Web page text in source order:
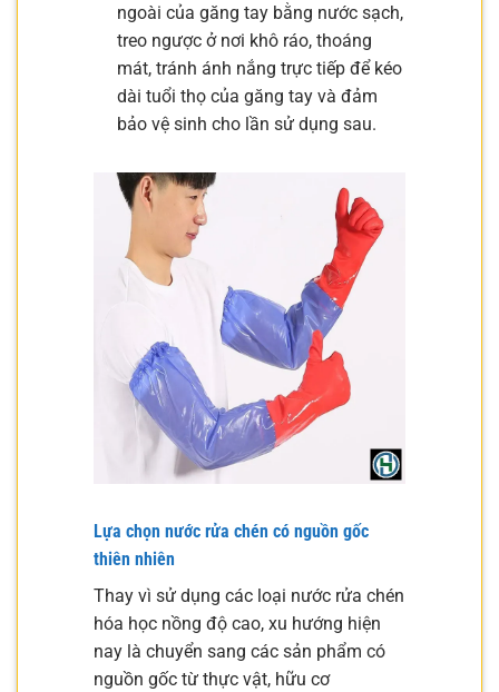
ngoài của găng tay bằng nước sạch,
treo ngược ở nơi khô ráo, thoáng
mát, tránh ánh nắng trực tiếp để kéo
dài tuổi thọ của găng tay và đảm
bảo vệ sinh cho lần sử dụng sau.
Lựa chọn nước rửa chén có nguồn gốc
thiên nhiên
Thay vì sử dụng các loại nước rửa chén
hóa học nồng độ cao, xu hướng hiện
nay là chuyển sang các sản phẩm có
nguồn gốc từ thực vật, hữu cơ